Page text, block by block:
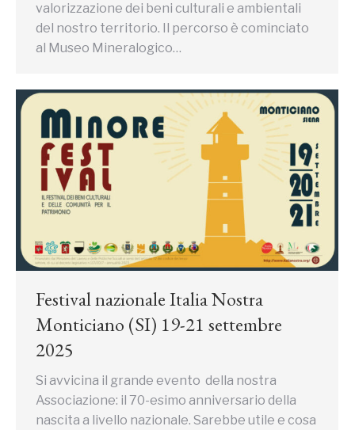
valorizzazione dei beni culturali e ambientali
del nostro territorio. Il percorso è cominciato
al Museo Mineralogico…
Festival nazionale Italia Nostra
Monticiano (SI) 19-21 settembre
2025
Si avvicina il grande evento della nostra
Associazione: il 70-esimo anniversario della
nascita a livello nazionale. Sarebbe utile e cosa